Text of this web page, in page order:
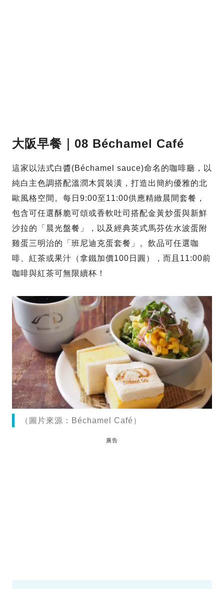
大阪早餐｜08 Béchamel Café
這家以法式白醬(Béchamel sauce)命名的咖啡廳，以
純白主色調搭配溫潤木質裝潢，打造出簡約優雅的北
歐風格空間。每日9:00至11:00供應精緻晨間套餐，
包含可任選酥脆可頌或香軟吐司搭配金黃炒蛋與新鮮
沙拉的「晨光盤餐」，以及經典英式馬芬佐水波蛋附
雞蛋三明治的「班尼迪克蛋套餐」。飲品可任選咖
啡、紅茶或果汁（拿鐵加價100日圓），而且11:00前
咖啡與紅茶可無限續杯！
（圖片來源：Béchamel Café）
廣告